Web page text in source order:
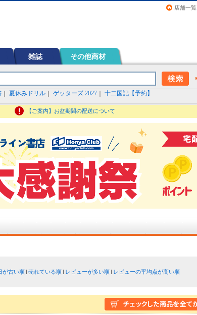
店舗一覧
雑誌 その他商材
夏休みドリル ゲッターズ 2027 十二国記【予約】
【ご案内】お盆期間の配送について
が古い順 売れている順 レビューが多い順
レビューの平均点が高い順